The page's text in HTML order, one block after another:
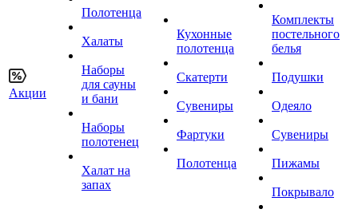
Акции
Полотенца
Халаты
Наборы
для сауны
и бани
Наборы
полотенец
Халат на
запах
Кухонные
полотенца
Скатерти
Сувениры
Фартуки
Полотенца
Комплекты
постельного
белья
Подушки
Одеяло
Сувениры
Пижамы
Покрывало